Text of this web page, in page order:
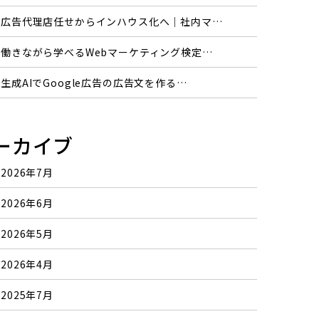
広告代理店任せからインハウス化へ｜社内マ…
働きながら学べるWebマーケティング検定…
生成AIでGoogle広告の広告文を作る…
カイブ
2026年7月
2026年6月
2026年5月
2026年4月
2025年7月